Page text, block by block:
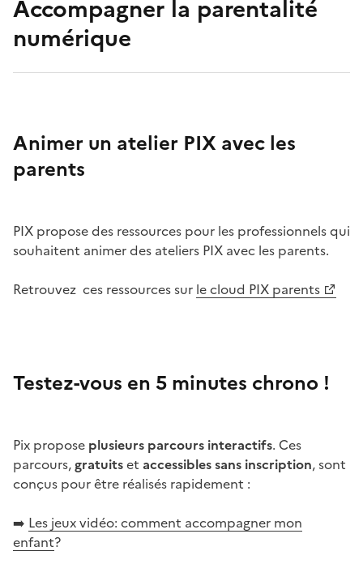
Accompagner la parentalité
numérique
Animer un atelier PIX avec les
parents
PIX propose des ressources pour les professionnels qui
souhaitent animer des ateliers PIX avec les parents.
Retrouvez ces ressources sur le cloud PIX parents
Testez-vous en 5 minutes chrono !
Pix propose plusieurs parcours interactifs. Ces
parcours, gratuitset accessibles sans inscription, sont
conçus pour être réalisés rapidement :
➡️ Les jeux vidéo: comment accompagner mon
enfant?